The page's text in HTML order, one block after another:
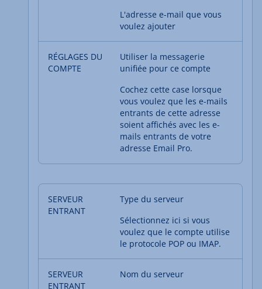
L'adresse e-mail que vous
voulez ajouter
Utiliser la messagerie
unifiée pour ce compte
Cochez cette case lorsque
vous voulez que les e-mails
entrants de cette adresse
soient affichés avec les e-
mails entrants de votre
adresse Email Pro.
Type du serveur
Sélectionnez ici si vous
voulez que le compte utilise
le protocole POP ou IMAP.
Nom du serveur